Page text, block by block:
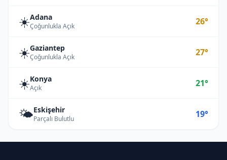
☀️Adana
Çoğunlukla Açık 26°
☀️Gaziantep
Çoğunlukla Açık 27°
☀️Konya
Açık 21°
🌤️Eskişehir
Parçalı Bulutlu 19°